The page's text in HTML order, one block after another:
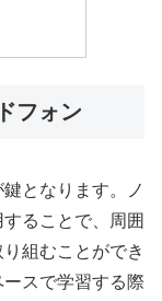
フォン
となります。ノ
ることで、周囲
組むことができ
スで学習する際